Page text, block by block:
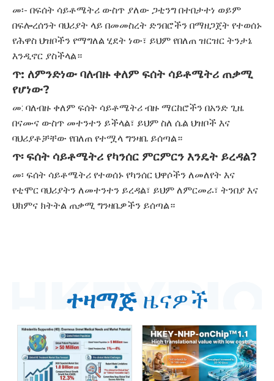
መ፡- በፍሰት ሳይቶሜትሪ ውስጥ ያለው ጋቲንግ በተበታተነ ወይም
በፍሎረሰንት ባህሪያት ላይ በመመስረት ድንበሮችን በማዘጋጀት የተወሰኑ
የሕዋስ ህዝቦችን የማግለል ሂደት ነው፣ ይህም የበለጠ ዝርዝር ትንታኔ
እንዲኖር ያስችላል።
ጥ: ለምንድነው ባለብዙ ቀለም ፍሰት ሳይቶሜትሪ ጠቃሚ
የሆነው?
መ: ባለብዙ ቀለም ፍሰት ሳይቶሜትሪ ብዙ ማርከሮችን በአንድ ጊዜ
በናሙና ውስጥ መተንተን ይችላል፣ ይህም ስለ ሴል ህዝቦች እና
ባህሪያቶቻቸው የበለጠ የተሟላ ግንዛቤ ይሰጣል።
ጥ፡ ፍሰት ሳይቶሜትሪ የካንሰር ምርምርን እንዴት ይረዳል?
መ፡ ፍሰት ሳይቶሜትሪ የተወሰኑ የካንሰር ህዋሶችን ለመለየት እና
የቲሞር ባህሪያትን ለመተንተን ይረዳል፣ ይህም ለምርመራ፣ ትንበያ እና
ህክምና ክትትል ጠቃሚ ግንዛቤዎችን ይሰጣል።
ተዛማጅ ዜናዎች